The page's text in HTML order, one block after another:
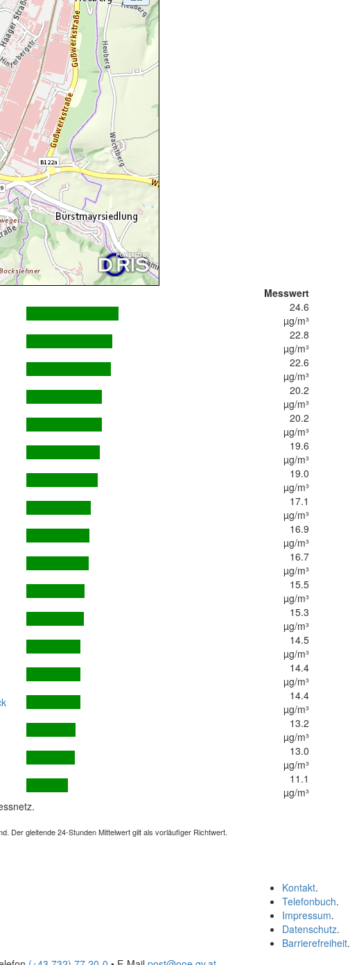
Messwert
24.6
µg/m³
22.8
µg/m³
22.6
µg/m³
20.2
µg/m³
20.2
µg/m³
19.6
µg/m³
19.0
µg/m³
17.1
µg/m³
16.9
µg/m³
16.7
µg/m³
15.5
µg/m³
15.3
µg/m³
14.5
µg/m³
14.4
µg/m³
14.4
µg/m³
13.2
µg/m³
13.0
µg/m³
11.1
µg/m³
Der gleitende 24-Stunden Mittelwert gilt als vorläufiger Richtwert.
Kontakt.
Telefonbuch.
Impressum.
Datenschutz.
Barrierefreiheit.